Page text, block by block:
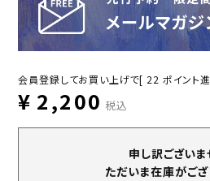
会員登録してお買い上げで[ 22 ポイント
¥ 2,200 税込
申し訳ございま
ただいま在庫がござ